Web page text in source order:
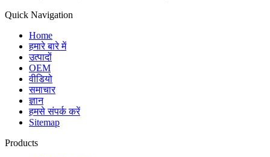
Quick Navigation
Home
हमारे बारे में
उत्पादों
OEM
वीडियो
समाचार
ज्ञान
हमसे संपर्क करें
Sitemap
Products